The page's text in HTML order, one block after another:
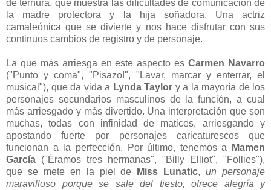
de ternura, que muestra las dificultades de comunicación de
la madre protectora y la hija soñadora. Una actriz
camaleónica que se divierte y nos hace disfrutar con sus
continuos cambios de registro y de personaje.
La que más arriesga en este aspecto esCarmen Navarro
("Punto y coma", "Pisazo!", "Lavar, marcar y enterrar, el
musical"), que da vida a Lynda Taylor y a la mayoría de los
personajes secundarios masculinos de la función, a cual
más arriesgado y más divertido. Una interpretación que son
muchas, todas con infinidad de matices, arriesgando y
apostando fuerte por personajes caricaturescos que
funcionan a la perfección. Por último, tenemos a
Mamen
García ("Éramos tres hermanas", "Billy Elliot", "Follies"),
que se mete en la piel de
Miss Lunatic,un personaje
maravilloso porque se sale del tiesto, ofrece alegría y